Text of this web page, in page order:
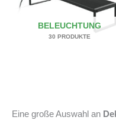
BELEUCHTUNG
30 PRODUKTE
Eine große Auswahl an